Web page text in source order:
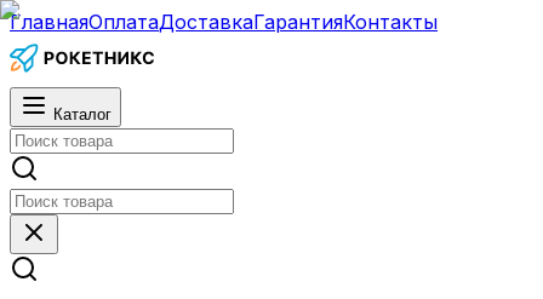
ГлавнаяОплатаДоставкаГарантияКонтакты
Каталог